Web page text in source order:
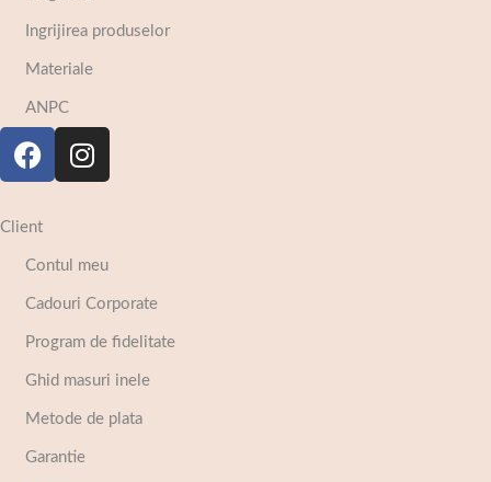
Ingrijirea produselor
Materiale
ANPC
Client
Contul meu
Cadouri Corporate
Program de fidelitate
Ghid masuri inele
Metode de plata
Garantie